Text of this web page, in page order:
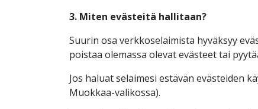
3. Miten evästeitä hallitaan?
Suurin osa verkkoselaimista hyväksyy
poistaa olemassa olevat evästeet tai
Jos haluat selaimesi estävän evästeiden
Muokkaa-valikossa).